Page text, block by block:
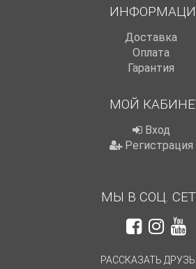
Доставка
Оплата
Гарантия
МОЙ
Вход
Регистрация
МЫ В СОЦ.
РАССКАЗАТЬ